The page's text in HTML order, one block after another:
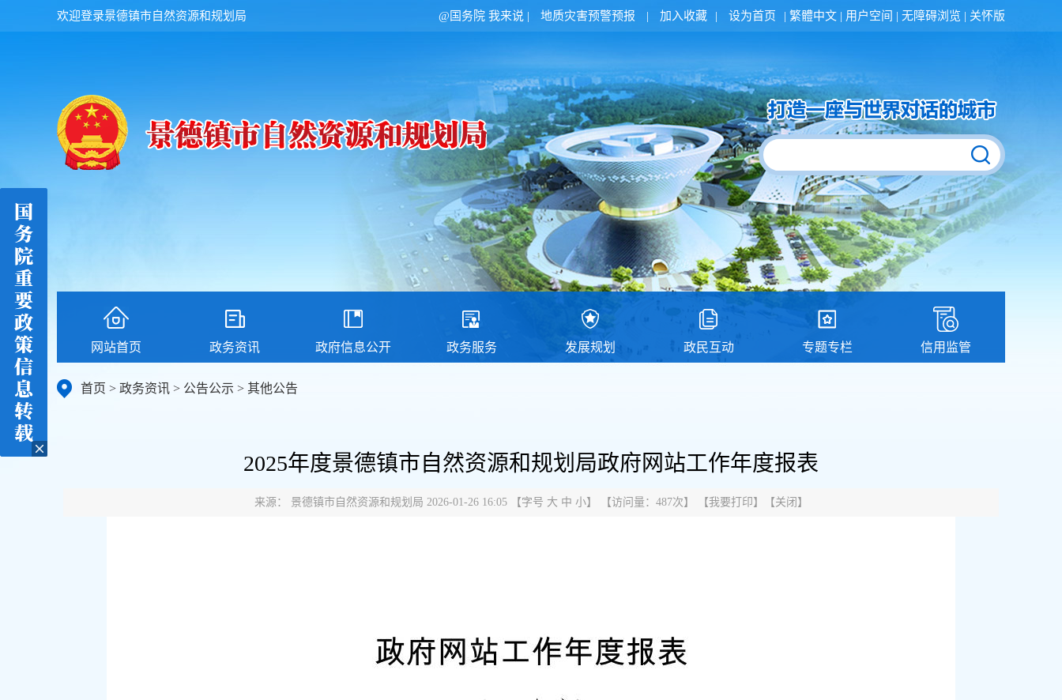
欢迎登录景德镇市自然资源和规划局 @国务院 我来说 | 地质灾害预警预报 | 加入收藏 | 设为首页 | 繁體中文 | 用户空间 | 无障碍浏览 | 关怀版
网站首页 政务资讯 政府信息公开 政务服务 发展规划 政民互动 专题专栏 信用监管
首页 > 政务资讯 > 公告公示 > 其他公告
2025年度景德镇市自然资源和规划局政府网站工作年度报表
来源： 景德镇市自然资源和规划局 2026-01-26 16:05【字号 大 中 小】 【访问量： 487次】 【我要打印】【关闭 】